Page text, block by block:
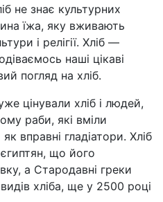
не знає культурних
їжа, яку вживають
і релігії. Хліб —
наші цікаві
погляд на хліб.
цінували хліб і людей,
раби, які вміли
вправні гладіатори. Хліб
що його
а Стародавні греки
хліба, ще у 2500 році